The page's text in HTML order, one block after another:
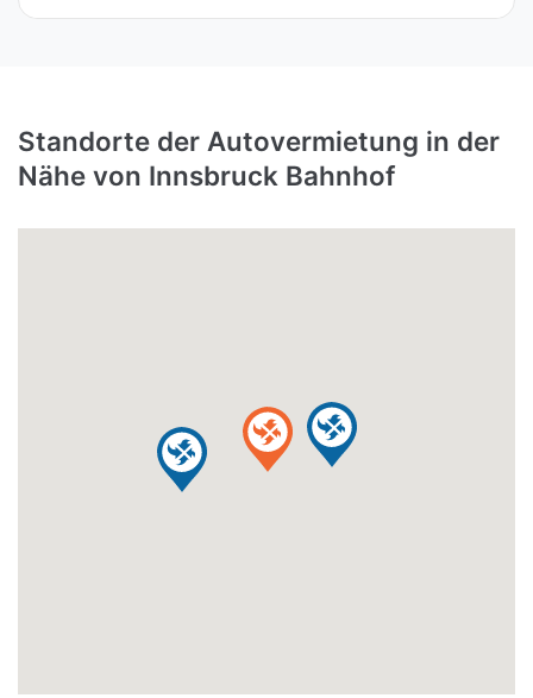
Standorte der Autovermietung in der
Nähe von Innsbruck Bahnhof